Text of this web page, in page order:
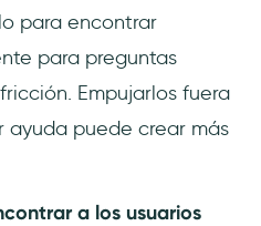
para encontrar
para preguntas
Empujarlos fuera
puede crear más
a los usuarios